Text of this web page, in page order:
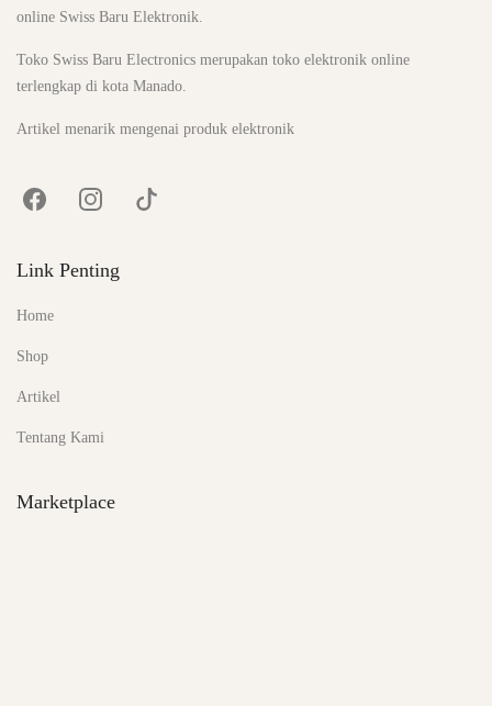
online Swiss Baru Elektronik.
Toko Swiss Baru Electronics merupakan toko elektronik online
terlengkap di kota Manado
Artikel menarik mengenai produk elektronik
Link Penting
Home
Shop
Artikel
Tentang Kami
Marketplace